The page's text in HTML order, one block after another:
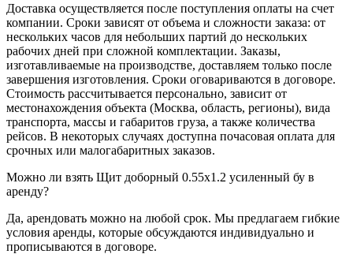
Доставка осуществляется после поступления оплаты на счет
компании. Сроки зависят от объема и сложности заказа: от
нескольких часов для небольших партий до нескольких
рабочих дней при сложной комплектации. Заказы,
изготавливаемые на производстве, доставляем только после
завершения изготовления. Сроки оговариваются в договоре.
Стоимость рассчитывается персонально, зависит от
местонахождения объекта (Москва, область, регионы), вида
транспорта, массы и габаритов груза, а также количества
рейсов. В некоторых случаях доступна почасовая оплата для
срочных или малогабаритных заказов.
Можно ли взять Щит доборный 0.55х1.2 усиленный бу в
аренду?
Да, арендовать можно на любой срок. Мы предлагаем гибкие
условия аренды, которые обсуждаются индивидуально и
прописываются в договоре.